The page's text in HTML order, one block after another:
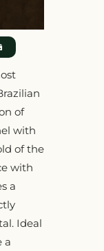
of
with
of the
with
a
Ideal
a